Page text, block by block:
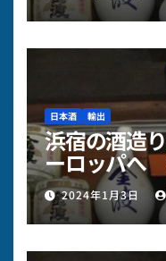
日本酒 輸出
浜宿の酒造
ーロッパへ
～その2
2024年1月3日